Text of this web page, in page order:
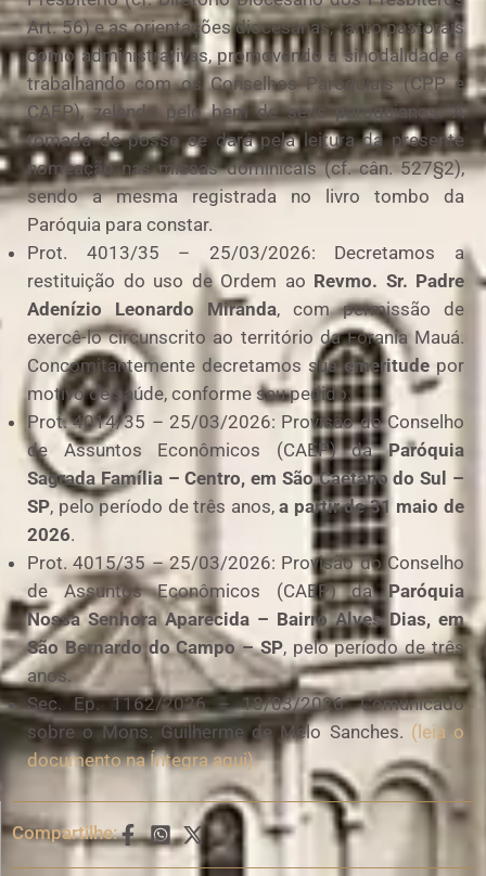
Art. 56) e as orientações diocesanas, tanto pastorais
como administrativas, promovendo a sinodalidade e
trabalhando com os Conselhos Paroquiais (CPP e
CAEP), zelando pelo bem de seus paroquianos. A
tomada de posse se dará pela leitura da presente
nomeação nas missas dominicais (cf. cân. 527§2),
sendo a mesma registrada no livro tombo da
Paróquia para constar.
Prot. 4013/35 – 25/03/2026: Decretamos a
restituição do uso de Ordem ao Revmo. Sr. Padre
Adenízio Leonardo Miranda, com permissão de
exercê-lo circunscrito ao território da Forania Mauá.
Concomitantemente decretamos suaemeritude por
motivo de saúde, conforme seu pedido.
Prot. 4014/35 – 25/03/2026: Provisão do Conselho
de Assuntos Econômicos (CAEP) daParóquia
Sagrada Família – Centro, em São Caetano do Sul –
SP, pelo período de três anos,a partir de 31 maio de
2026.
Prot. 4015/35 – 25/03/2026: Provisão do Conselho
de Assuntos Econômicos (CAEP) da Paróquia
Nossa Senhora Aparecida – Bairro Alves Dias, em
São Bernardo do Campo – SP, pelo período de três
anos.
Sec. Ep. 1162/2026 – 18/03/2026: Comunicado
sobre o Mons. Guilherme de Melo Sanches. (leia o
documento na Íntegra aqui).
Compartilhe: